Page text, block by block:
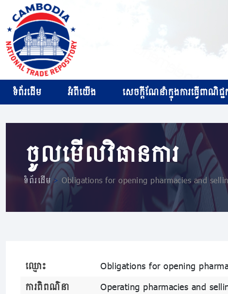
ទំព័រដើម អំពីយើង សេចក្ដីណែនាំក្នុងការធ្វើពាណិជ្ជ
ចូលមើលវិធានការ
ទំព័រដើម> Obligations for opening pharmacies and
ឈ្មោះ
Obligations for opening
ការពិពណ៌នា
Operating pharmacies and